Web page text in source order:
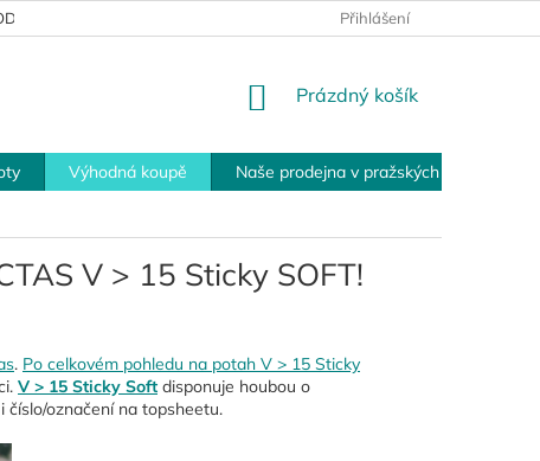
PRO VRÁCENÍ ZBOŽÍ PLATEBNÍ MOŽNOSTI
Přihlášení
NÁKUPNÍ
Prázdný košík
Výhodná koupě
Naše prodejna v pražských Modřanech
V > 15 Sticky SOFT!
. Po celkovém pohledu na potah V > 15 Sticky
V > 15 Sticky Soft disponuje houbou o
číslo/označení na topsheetu.